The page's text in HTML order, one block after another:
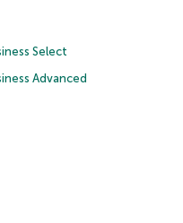
Select
Advanced